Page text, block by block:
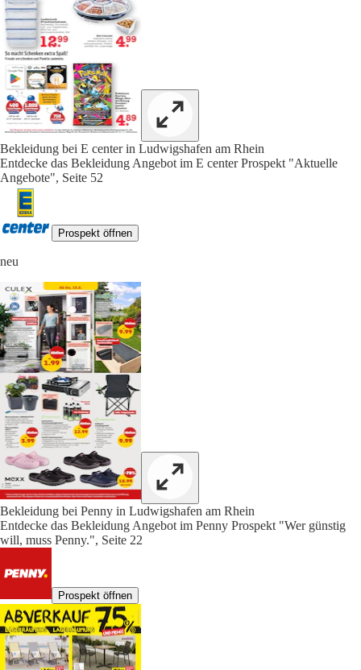
Bekleidung bei E center in Ludwigshafen am Rhein
Entdecke das Bekleidung Angebot im E center Prospekt "Aktuelle
Angebote", Seite 52
Prospekt öffnen
neu
Bekleidung bei Penny in Ludwigshafen am Rhein
Entdecke das Bekleidung Angebot im Penny Prospekt "Wer günstig
will, muss Penny.", Seite 22
Prospekt öffnen